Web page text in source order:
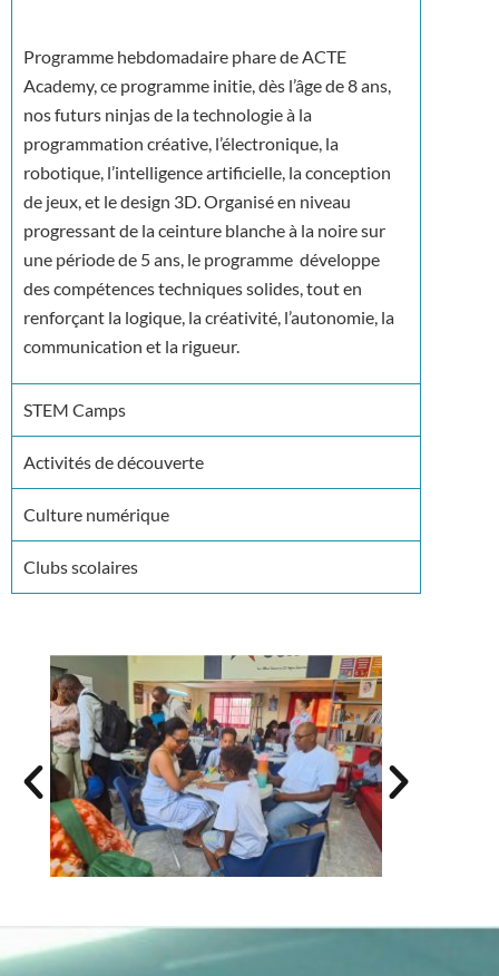
Programme hebdomadaire phare de ACTE
Academy, ce programme initie, dès l’âge de 8 ans,
nos futurs ninjas de la technologie à la
programmation créative, l’électronique, la
robotique, l’intelligence artificielle, la conception
de jeux, et le design 3D. Organisé en niveau
progressant de la ceinture blanche à la noire sur
une période de 5 ans, le programme développe
des compétences techniques solides, tout en
renforçant la logique, la créativité, l’autonomie, la
communication et la rigueur.
STEM Camps
Activités de découverte
Culture numérique
Clubs scolaires